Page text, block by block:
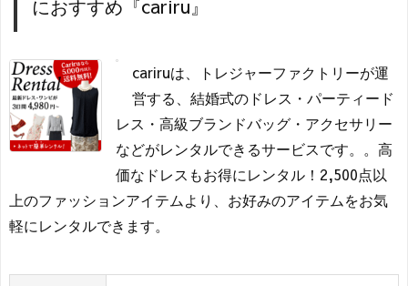
におすすめ『cariru』
cariruは、トレジャーファクトリーが運
営する、結婚式のドレス・パーティード
レス・高級ブランドバッグ・アクセサリー
などがレンタルできるサービスです。。高
価なドレスもお得にレンタル！2,500点以
上のファッションアイテムより、お好みのアイテムをお気
軽にレンタルできます。